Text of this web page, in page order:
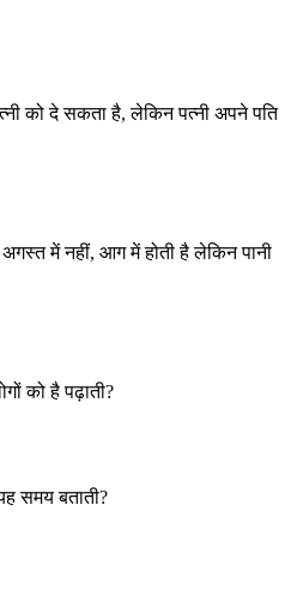
को दे सकता है, लेकिन पत्नी अपने पति
में नहीं, आग में होती है लेकिन पानी
को है पढ़ाती?
समय बताती?